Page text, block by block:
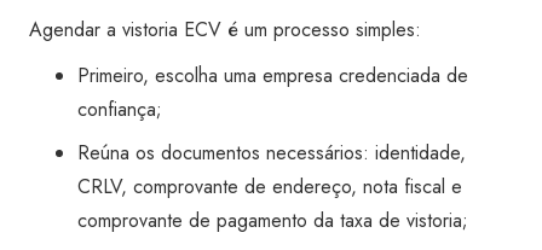
Agendar a vistoria ECV é um processo simples:
Primeiro, escolha uma empresa credenciada de
confiança;
Reúna os documentos necessários: identidade,
CRLV, comprovante de endereço, nota fiscal e
comprovante de pagamento da taxa de vistoria;